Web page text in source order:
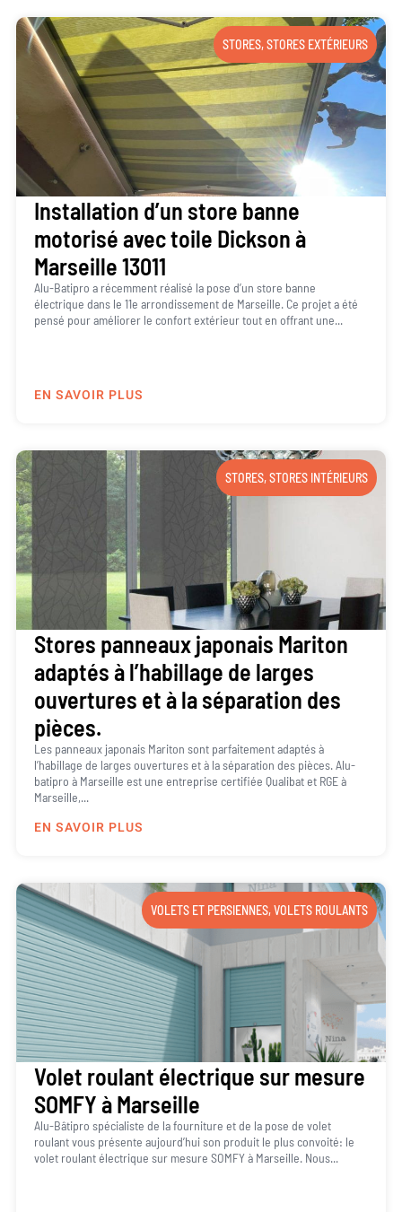
STORES,STORES EXTÉRIEURS
Installation d’un store banne
motorisé avec toile Dickson à
Marseille 13011
Alu-Batipro a récemment réalisé la pose d’un store banne
électrique dans le 11e arrondissement de Marseille. Ce projet a été
pensé pour améliorer le confort extérieur tout en offrant une...
EN SAVOIR PLUS
STORES,STORES INTÉRIEURS
Stores panneaux japonais Mariton
adaptés à l’habillage de larges
ouvertures et à la séparation des
pièces.
Les panneaux japonais Mariton sont parfaitement adaptés à
l’habillage de larges ouvertures et à la séparation des pièces. Alu-
batipro à Marseille est une entreprise certifiée Qualibat et RGE à
Marseille,...
EN SAVOIR PLUS
VOLETS ET PERSIENNES,VOLETS ROULANTS
Volet roulant électrique sur mesure
SOMFY à Marseille
Alu-Bâtipro spécialiste de la fourniture et de la pose de volet
roulant vous présente aujourd’hui son produit le plus convoité: le
volet roulant électrique sur mesure SOMFY à Marseille. Nous...